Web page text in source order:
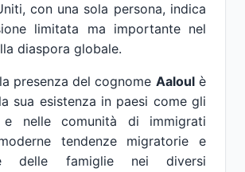
con una sola persona, indica
limitata ma importante nel
diaspora globale.
presenza del cognome Aaloulè
sua esistenza in paesi come gli
nelle comunità di immigrati
tendenze migratorie e
delle famiglie nei diversi